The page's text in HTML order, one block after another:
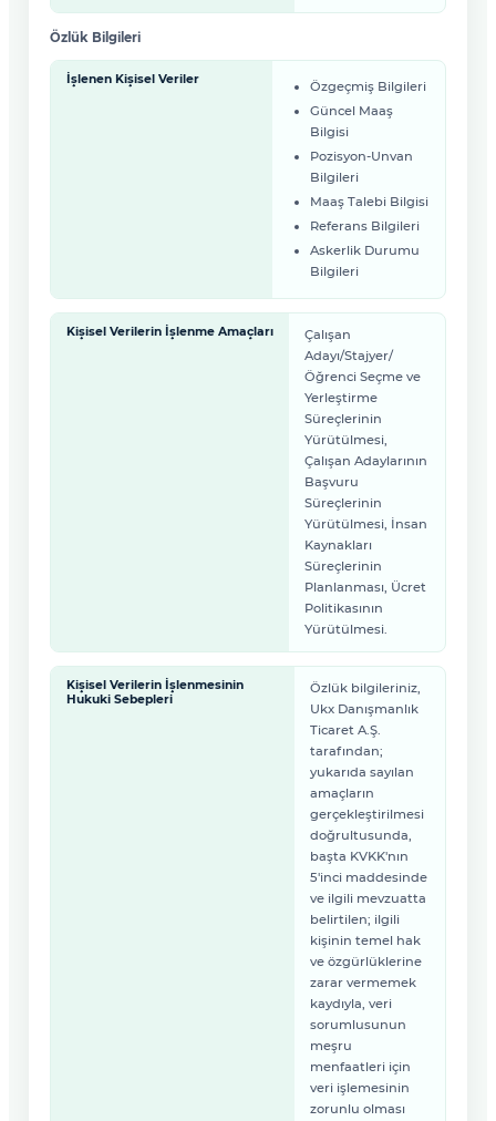
Özlük Bilgileri
İşlenen Kişisel Veriler
Özgeçmiş Bilgileri
Güncel Maaş
Bilgisi
Pozisyon-Unvan
Bilgileri
Maaş Talebi Bilgisi
Referans Bilgileri
Askerlik Durumu
Bilgileri
Kişisel Verilerin İşlenme Amaçları
Çalışan
Adayı/Stajyer/
Öğrenci Seçme ve
Yerleştirme
Süreçlerinin
Yürütülmesi,
Çalışan Adaylarının
Başvuru
Süreçlerinin
Yürütülmesi, İnsan
Kaynakları
Süreçlerinin
Planlanması, Ücret
Politikasının
Yürütülmesi.
Kişisel Verilerin İşlenmesinin
Hukuki Sebepleri
Özlük bilgileriniz,
Ukx Danışmanlık
Ticaret A.Ş.
tarafından;
yukarıda sayılan
amaçların
gerçekleştirilmesi
doğrultusunda,
başta KVKK'nın
5'inci maddesinde
ve ilgili mevzuatta
belirtilen; ilgili
kişinin temel hak
ve özgürlüklerine
zarar vermemek
kaydıyla, veri
sorumlusunun
meşru
menfaatleri için
veri işlemesinin
zorunlu olması